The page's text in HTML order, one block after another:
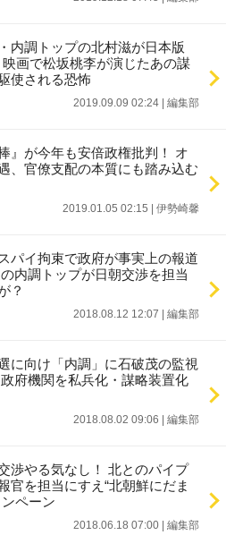
内調トップの北村滋が日本版
画で松坂桃李が演じたあの謀
使される恐怖
2019.09.09 02:24 編集部
』が今年も安倍政権批判！ オ
、官僚支配の本質にも踏み込む
2019.01.05 02:15 伊勢崎馨
パイ拘束で政府が事実上の報道
内調トップが日朝交渉を担当
？
2018.08.12 12:07 編集部
に向け「内調」に石破茂の監視
府機関を私兵化・謀略装置化
2018.08.02 09:06 編集部
渉やる気なし！ 北とのパイプ
官を担当にすえ“北朝鮮にだま
ペーン
2018.06.18 07:00 編集部